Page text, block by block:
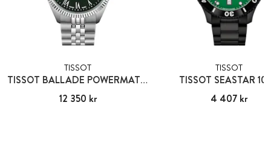
TISSOT
TISSOT BALLADE POWERMATIC 80
Pris: 12 350 kr
12 350 kr
TISSOT
TISSOT SEASTAR
Pris:4 407 kr
4 407 kr